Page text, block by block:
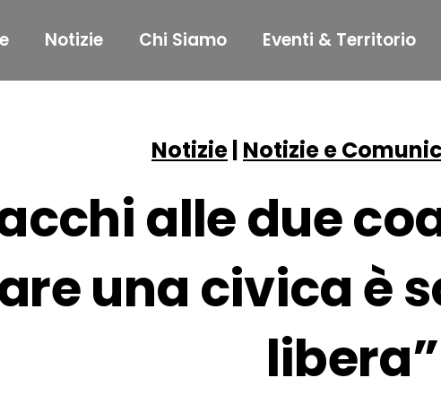
Notizie Chi Siamo Eventi & Territorio
Notizie| Notizie e
alle due
una civica è
libera”